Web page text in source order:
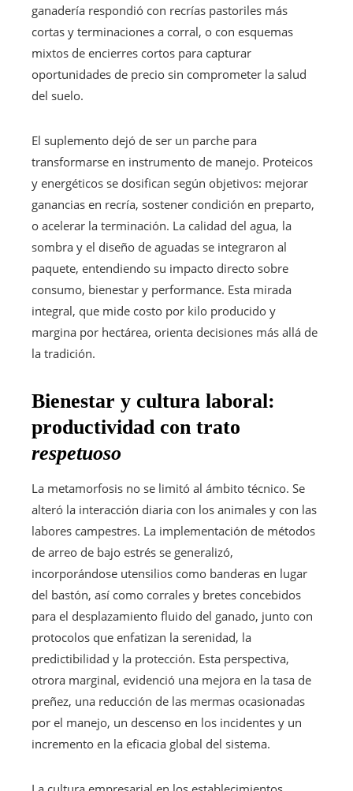
ganadería respondió con recrías pastoriles más
cortas y terminaciones a corral, o con esquemas
mixtos de encierres cortos para capturar
oportunidades de precio sin comprometer la salud
del suelo.
El suplemento dejó de ser un parche para
transformarse en instrumento de manejo. Proteicos
y energéticos se dosifican según objetivos: mejorar
ganancias en recría, sostener condición en preparto,
o acelerar la terminación. La calidad del agua, la
sombra y el diseño de aguadas se integraron al
paquete, entendiendo su impacto directo sobre
consumo, bienestar y performance. Esta mirada
integral, que mide costo por kilo producido y
margina por hectárea, orienta decisiones más allá de
la tradición.
Bienestar y cultura laboral:
productividadcon trato
respetuoso
La metamorfosis no se limitó al ámbito técnico. Se
alteró la interacción diaria con los animales y con las
labores campestres. La implementación de métodos
de arreo de bajo estrés se generalizó,
incorporándose utensilios como banderas en lugar
del bastón, así como corrales y bretes concebidos
para el desplazamiento fluido del ganado, junto con
protocolos que enfatizan la serenidad, la
predictibilidad y la protección. Esta perspectiva,
otrora marginal, evidenció una mejora en la tasa de
preñez, una reducción de las mermas ocasionadas
por el manejo, un descenso en los incidentes y un
incremento en la eficacia global del sistema.